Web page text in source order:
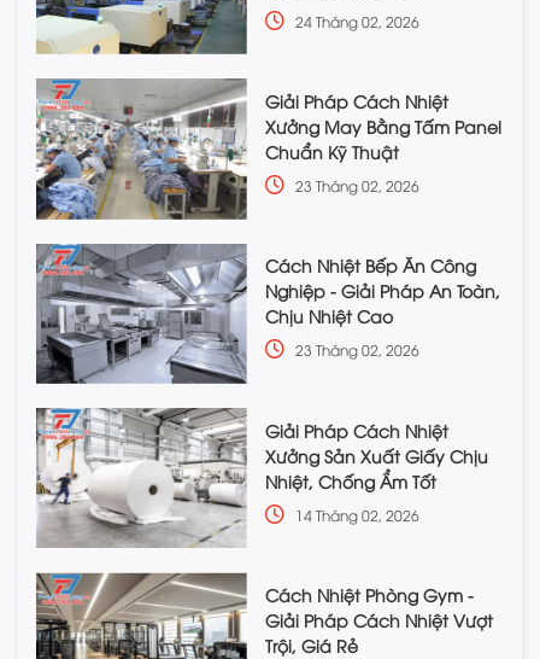
24 Tháng 02, 2026
Giải Pháp Cách Nhiệt
Xưởng May Bằng Tấm Panel
Chuẩn Kỹ Thuật
23 Tháng 02, 2026
Cách Nhiệt Bếp Ăn Công
Nghiệp - Giải Pháp An Toàn,
Chịu Nhiệt Cao
23 Tháng 02, 2026
Giải Pháp Cách Nhiệt
Xưởng Sản Xuất Giấy Chịu
Nhiệt, Chống Ẩm Tốt
14 Tháng 02, 2026
Cách Nhiệt Phòng Gym -
Giải Pháp Cách Nhiệt Vượt
Trội, Giá Rẻ